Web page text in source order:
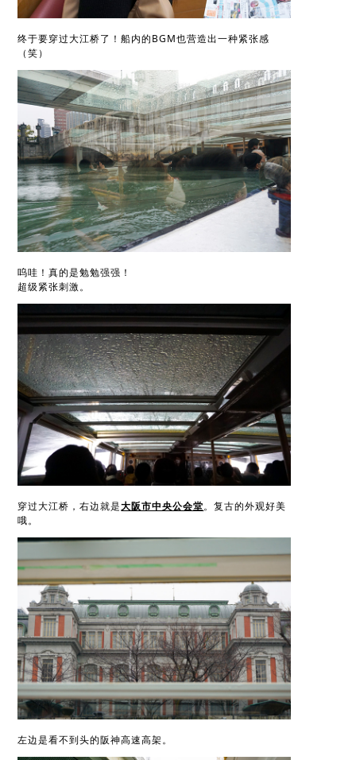
终于要穿过大江桥了！船内的BGM也营造出一种紧张感
（笑）
呜哇！真的是勉勉强强！
超级紧张刺激。
穿过大江桥，右边就是大阪市中央公会堂。复古的外观好美
哦。
左边是看不到头的阪神高速高架。